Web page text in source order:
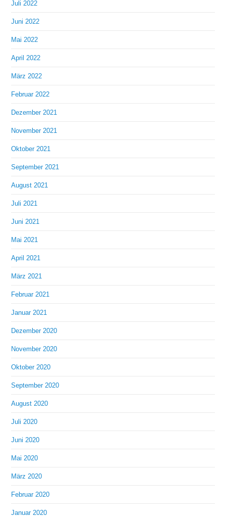
Juli 2022
Juni 2022
Mai 2022
April 2022
März 2022
Februar 2022
Dezember 2021
November 2021
Oktober 2021
September 2021
August 2021
Juli 2021
Juni 2021
Mai 2021
April 2021
März 2021
Februar 2021
Januar 2021
Dezember 2020
November 2020
Oktober 2020
September 2020
August 2020
Juli 2020
Juni 2020
Mai 2020
März 2020
Februar 2020
Januar 2020